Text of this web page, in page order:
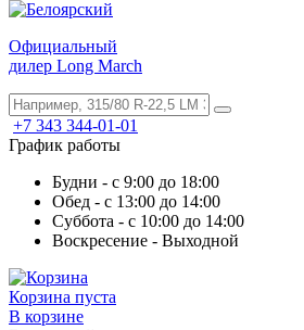
Официальный
дилер Long March
+7 343 344-01-01
График работы
Будни - с 9:00 до 18:00
Обед - с 13:00 до 14:00
Суббота - с 10:00 до 14:00
Воскресение - Выходной
Корзина пуста
В корзине